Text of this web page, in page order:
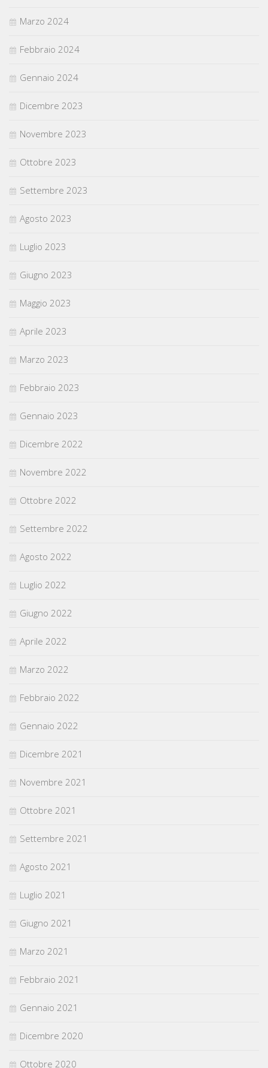
Marzo 2024
Febbraio 2024
Gennaio 2024
Dicembre 2023
Novembre 2023
Ottobre 2023
Settembre 2023
Agosto 2023
Luglio 2023
Giugno 2023
Maggio 2023
Aprile 2023
Marzo 2023
Febbraio 2023
Gennaio 2023
Dicembre 2022
Novembre 2022
Ottobre 2022
Settembre 2022
Agosto 2022
Luglio 2022
Giugno 2022
Aprile 2022
Marzo 2022
Febbraio 2022
Gennaio 2022
Dicembre 2021
Novembre 2021
Ottobre 2021
Settembre 2021
Agosto 2021
Luglio 2021
Giugno 2021
Marzo 2021
Febbraio 2021
Gennaio 2021
Dicembre 2020
Ottobre 2020